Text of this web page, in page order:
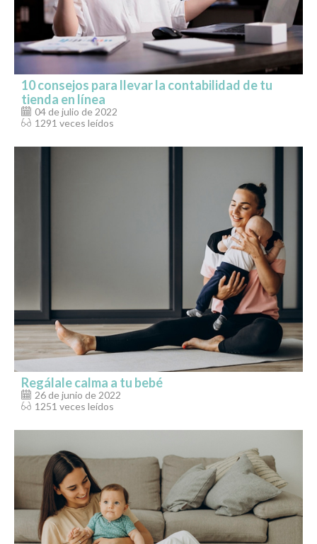
10 consejos para llevar la contabilidad de tu
tienda en línea
04 de julio de 2022
1291 veces leídos
Regálale calma a tu bebé
26 de junio de 2022
1251 veces leídos